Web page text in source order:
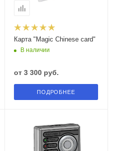
Карта "Magic Chinese card"
В наличии
от 3 300 руб.
ПОДРОБНЕЕ